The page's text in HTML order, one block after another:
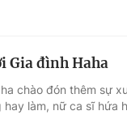
Gia đình Haha
chào đón thêm sự
làm, nữ ca sĩ hứa